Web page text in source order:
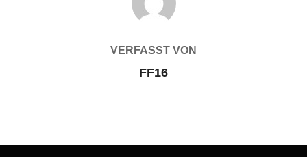
VERFASST VON
FF16